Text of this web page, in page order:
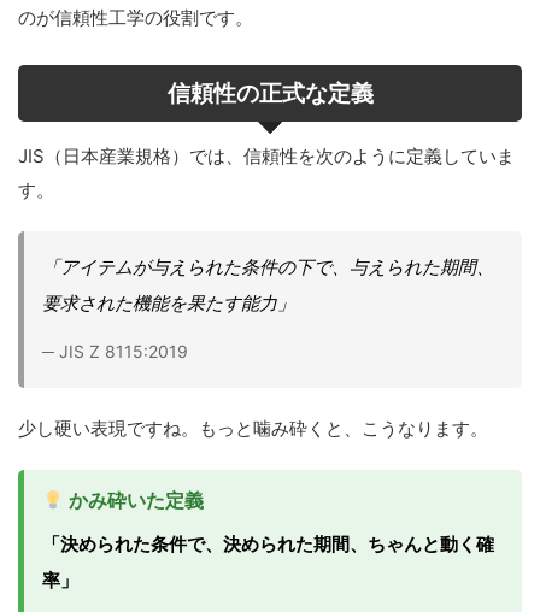
のが信頼性工学の役割です。
信頼性の正式な定義
JIS（日本産業規格）では、信頼性を次のように定義していま
す。
「アイテムが与えられた条件の下で、与えられた期間、
要求された機能を果たす能力」
─ JIS Z 8115:2019
少し硬い表現ですね。もっと噛み砕くと、こうなります。
かみ砕いた定義
「決められた条件で、決められた期間、ちゃんと動く確
率」